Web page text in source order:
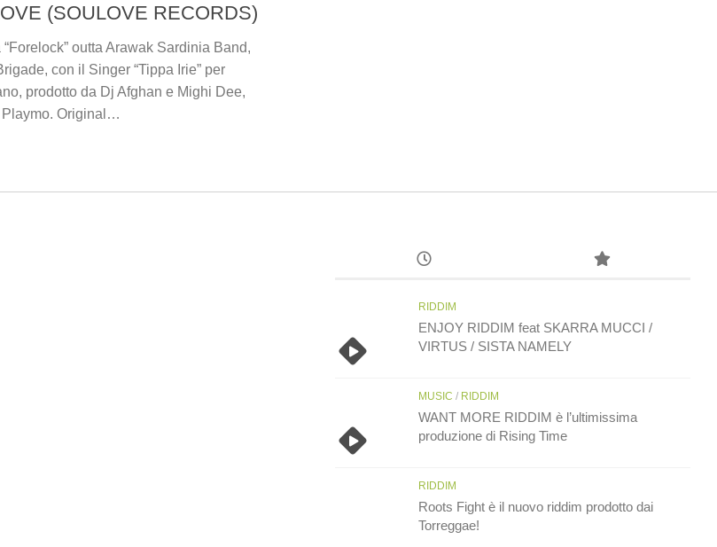
(SOULOVE RECORDS)
outta Arawak Sardinia Band,
con il Singer “Tippa Irie” per
prodotto da Dj Afghan e Mighi Dee,
Playmo. Original…
RIDDIM
ENJOY RIDDIM feat SKARRA MUCCI /
VIRTUS / SISTA NAMELY
MUSIC / RIDDIM
WANT MORE RIDDIM è l’ultimissima
produzione di Rising Time
RIDDIM
Roots Fight è il nuovo riddim prodotto dai
Torreggae!